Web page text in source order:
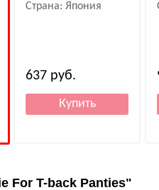
Страна: Япония
637 руб.
For T-back Panties"